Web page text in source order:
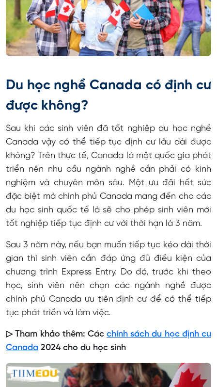
Du học nghề Canada có định cư
được không?
Sau khi các sinh viên đã tốt nghiệp du học nghề
Canada vậy có thể tiếp tục định cư lâu dài được
không? Trên thực tế, Canada là một quốc gia phát
triển nên nhu cầu ngành nghề cần phải có kinh
nghiệm và chuyên môn sâu. Một ưu đãi hết sức
đặc biệt mà chính phủ Canada mang đến cho các
du học sinh quốc tế là sẽ cho phép sinh viên mới
tốt nghiệp tiếp tục định cư với thời hạn là 3 năm.
Sau 3 năm này, nếu bạn muốn tiếp tục kéo dài thời
gian thì sinh viên cần đáp ứng đủ điều kiện của
chương trình Express Entry. Do đó, trước khi theo
học, sinh viên nên chọn các ngành nghề được
chính phủ Canada ưu tiên định cư để có thể tiếp
tục phát triển và làm việc.
▷ Tham khảo thêm: Cácchính sách du học định cư
Canada 2024 cho du học sinh